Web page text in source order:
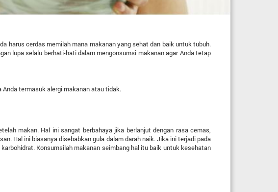
harus cerdas memilah mana makanan yang sehat dan baik untuk tubuh.
lupa selalu berhati-hati dalam mengonsumsi makanan agar Anda tetap
Anda termasuk alergi makanan atau tidak.
makan. Hal ini sangat berbahaya jika berlanjut dengan rasa cemas,
Hal ini biasanya disebabkan gula dalam darah naik. Jika ini terjadi pada
Konsumsilah makanan seimbang hal itu baik untuk kesehatan